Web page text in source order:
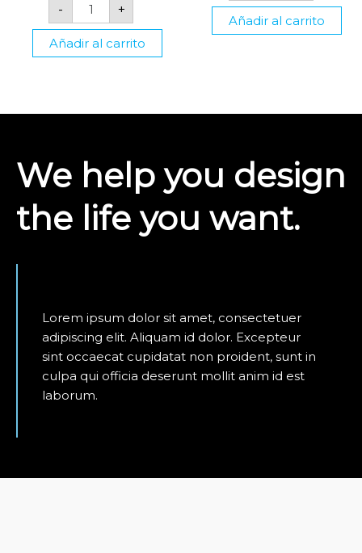
- +
Añadir al carrito
Añadir al carrito
We help you design
the life you want.
Lorem ipsum dolor sit amet, consectetuer
adipiscing elit. Aliquam id dolor. Excepteur
sint occaecat cupidatat non proident, sunt in
culpa qui officia deserunt mollit anim id est
laborum.